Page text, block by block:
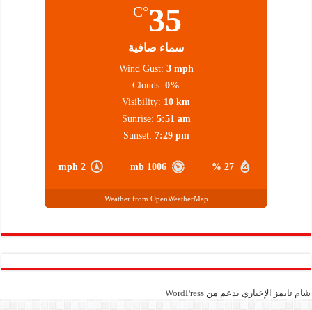
35
°C
سماء صافية
27 %
1006 mb
2 mph
Wind Gust: 3 mph
Clouds: 0%
Visibility: 10 km
Sunrise: 5:51 am
Sunset: 7:29 pm
Weather from OpenWeatherMap
شام تايمز الإخباري بدعم منWordPress